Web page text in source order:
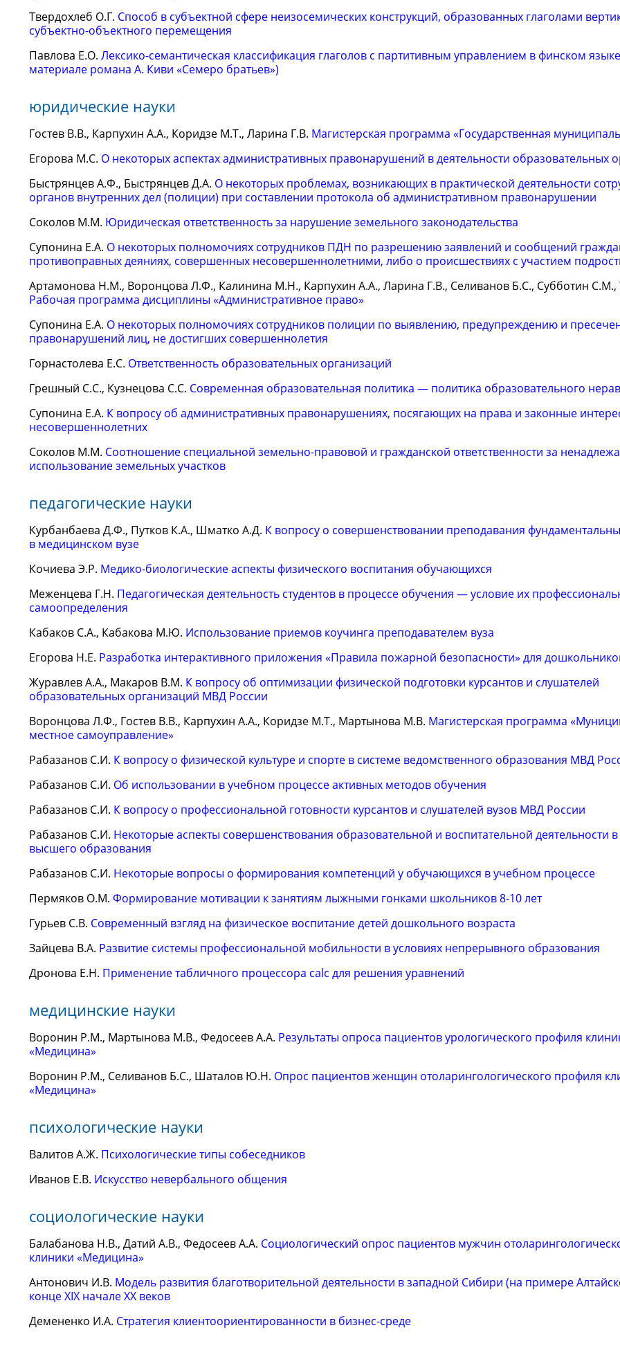
Твердохлеб О.Г. Способ в субъектной сфере неизосемических конструкций, образованных глаголами
субъектно-объектного перемещения
Павлова Е.О. Лексико-семантическая классификация глаголов c партитивным управлением в финском
материале романа А. Киви «Семеро братьев»)
юридические науки
Гостев В.В., Карпухин А.А., Коридзе М.Т., Ларина Г.В. Магистерская программа «Государственная
Егорова М.С. О некоторых аспектах административных правонарушений в деятельности образовательных
Быстрянцев А.Ф., Быстрянцев Д.А. О некоторых проблемах, возникающих в практической деятельности
органов внутренних дел (полиции) при составлении протокола об административном правонарушении
Соколов М.М. Юридическая ответственность за нарушение земельного законодательства
Супонина Е.А. О некоторых полномочиях сотрудников ПДН по разрешению заявлений и сообщений
противоправных деяниях, совершенных несовершеннолетними, либо о происшествиях с участием
Артамонова Н.М., Воронцова Л.Ф., Калинина М.Н., Карпухин А.А., Ларина Г.В., Селиванов Б.С., Субботин
Рабочая программа дисциплины «Административное право»
Супонина Е.А. О некоторых полномочиях сотрудников полиции по выявлению, предупреждению и
правонарушений лиц, не достигших совершеннолетия
Горнастолева Е.С. Ответственность образовательных организаций
Грешный С.С., Кузнецова С.С. Современная образовательная политика — политика образовательного
Супонина Е.А. К вопросу об административных правонарушениях, посягающих на права и законные
несовершеннолетних
Соколов М.М. Соотношение специальной земельно-правовой и гражданской ответственности за
использование земельных участков
педагогические науки
Курбанбаева Д.Ф., Путков К.А., Шматко А.Д. К вопросу о совершенствовании преподавания
в медицинском вузе
Кочиева Э.Р. Медико-биологические аспекты физического воспитания обучающихся
Меженцева Г.Н. Педагогическая деятельность студентов в процессе обучения — условие их
самоопределения
Кабаков С.А., Кабакова М.Ю. Использование приемов коучинга преподавателем вуза
Егорова Н.Е. Разработка интерактивного приложения «Правила пожарной безопасности» для
Журавлев А.А., Макаров В.М. К вопросу об оптимизации физической подготовки курсантов и слушателей
образовательных организаций МВД России
Воронцова Л.Ф., Гостев В.В., Карпухин А.А., Коридзе М.Т., Мартынова М.В. Магистерская программа
местное самоуправление»
Рабазанов С.И. К вопросу о физической культуре и спорте в системе ведомственного образования МВД
Рабазанов С.И. Об использовании в учебном процессе активных методов обучения
Рабазанов С.И. К вопросу о профессиональной готовности курсантов и слушателей вузов МВД России
Рабазанов С.И. Некоторые аспекты совершенствования образовательной и воспитательной деятельности
высшего образования
Рабазанов С.И. Некоторые вопросы о формирования компетенций у обучающихся в учебном процессе
Пермяков О.М. Формирование мотивации к занятиям лыжными гонками школьников 8-10 лет
Гурьев С.В. Современный взгляд на физическое воспитание детей дошкольного возраста
Зайцева В.А. Развитие системы профессиональной мобильности в условиях непрерывного образования
Дронова Е.Н. Применение табличного процессора calc для решения уравнений
медицинские науки
Воронин Р.М., Мартынова М.В., Федосеев А.А. Результаты опроса пациентов урологического профиля
«Медицина»
Воронин Р.М., Селиванов Б.С., Шаталов Ю.Н. Опрос пациентов женщин отоларингологического профиля
«Медицина»
психологические науки
Валитов А.Ж. Психологические типы собеседников
Иванов Е.В. Искусство невербального общения
социологические науки
Балабанова Н.В., Датий А.В., Федосеев А.А. Социологический опрос пациентов мужчин
клиники «Медицина»
Антонович И.В. Модель развития благотворительной деятельности в западной Сибири (на примере
конце XIX начале XX веков
Демененко И.А. Стратегия клиентоориентированности в бизнес-среде